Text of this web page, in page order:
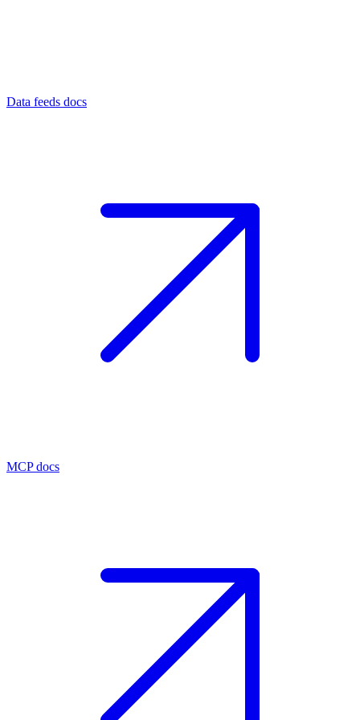
Data feeds docs
MCP docs